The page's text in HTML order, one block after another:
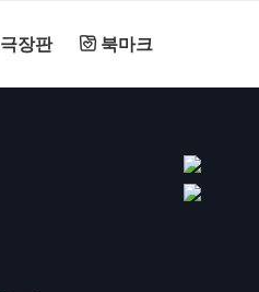
극장판 북마크